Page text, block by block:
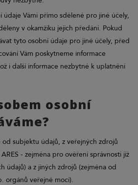
údaje Vámi přímo sdělené pro jiné účely,
v okamžiku jejich předání. Pokud
tyto osobní údaje pro jiné účely, před
Vám poskytneme informace
i další informace nezbytné k uplatnění
osobní
od subjektu údajů, z veřejných zdrojů
- zejména pro ověření správnosti již
údajů) a z jiných zdrojů (zejména od
orgánů veřejné moci).